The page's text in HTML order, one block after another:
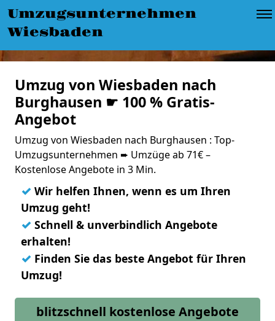
Umzugsunternehmen
Wiesbaden
Umzug von Wiesbaden nach
Burghausen ☛ 100 % Gratis-
Angebot
Umzug von Wiesbaden nach Burghausen : Top-
Umzugsunternehmen ➨ Umzüge ab 71€ –
Kostenlose Angebote in 3 Min.
✓ Wir helfen Ihnen, wenn es um Ihren
Umzug geht!
✓ Schnell & unverbindlich Angebote
erhalten!
✓ Finden Sie das beste Angebot für Ihren
Umzug!
blitzschnell kostenlose Angebote